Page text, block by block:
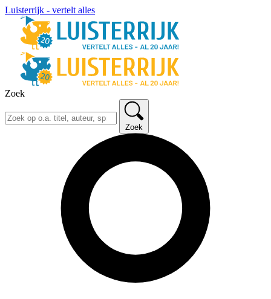
Luisterrijk - vertelt alles
Zoek
Zoek